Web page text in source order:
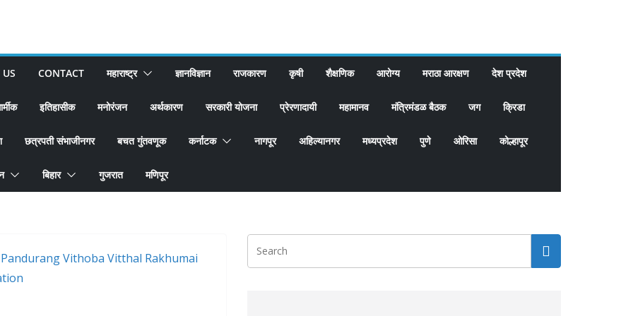
CONTACT महाराष्ट्र ज्ञानविज्ञान राजकारण कृषी शैक्षणिक आरोग्य मराठा आरक्षण देश प्रदेश
इतिहासीक मनोरंजन अर्थकारण सरकारी योजना प्रेरणादायी महामानव मंत्रिमंडळ बैठक जग क्रिडा
छत्रपती संभाजीनगर बचत गुंतवणूक कर्नाटक नागपूर अहिल्यानगर मध्यप्रदेश पुणे ओरिसा कोल्हापूर
बिहार गुजरात मणिपूर